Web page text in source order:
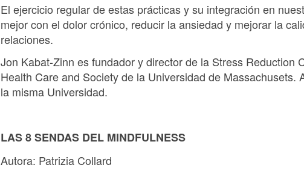
El ejercicio regular de estas prácticas y su integración en
mejor con el dolor crónico, reducir la ansiedad y mejorar la
relaciones.
Jon Kabat-Zinn es fundador y director de la Stress Reduction
Health Care and Society de la Universidad de
la misma Universidad.
LAS 8 SENDAS DEL MINDFULNESS
Autora: Patrizia Collard